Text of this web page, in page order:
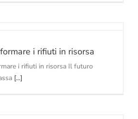
i rifiuti in risorsa
i rifiuti in risorsa Il futuro
[...]